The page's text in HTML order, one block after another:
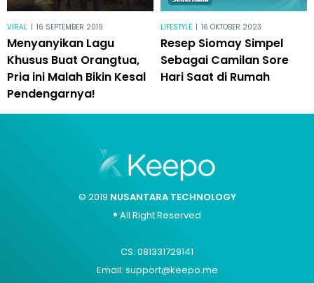
VIRAL | 16 SEPTEMBER 2019
Menyanyikan Lagu
Khusus Buat Orangtua,
Pria ini Malah Bikin Kesal
Pendengarnya!
LIFESTYLE | 16 OKTOBER 2023
Resep Siomay Simpel
Sebagai Camilan Sore
Hari Saat di Rumah
© 2019 NUSANTARA TECHNOLOGY
® All Right Reserved
CS: 081331729141
Email: support@keepo.me